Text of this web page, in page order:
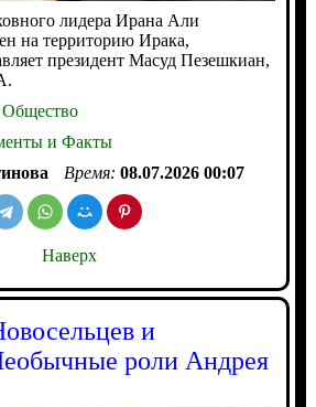
лидера Ирана Али
на территорию Ирака,
президент Масуд Пезешкиан,
и Факты
Время: 08.07.2026 00:07
Наверх
и
роли Андрея